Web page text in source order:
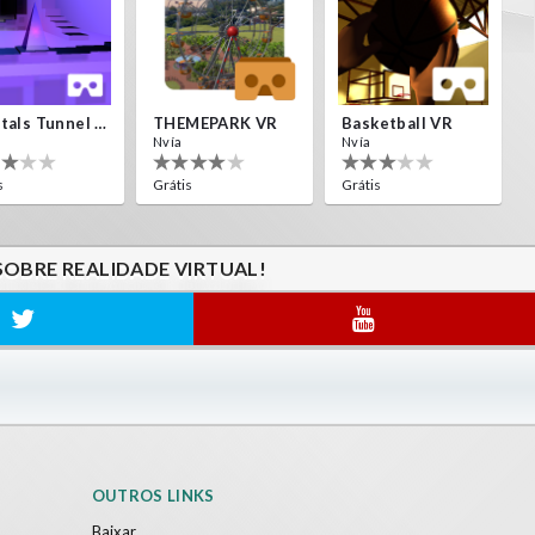
Crystals Tunnel VR THEMEPARK VR
Nvía
Grátis
Basketball VR
Nvía
Grátis
REALIDADE VIRTUAL!
OUTROS LINKS